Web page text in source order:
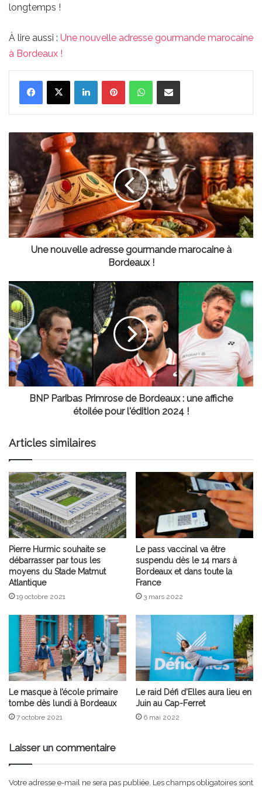
longtemps !
À lire aussi : Une nouvelle adresse gourmande marocaine
à Bordeaux !
LinkedinPinterestWhatsAppPartager par email
nouvelle
adresse
gourmande
marocaine
à
Bordeaux
!
Une nouvelle adresse gourmande marocaine à
Bordeaux !
BNP
Paribas
Primrose
de
Bordeaux
:
une
affiche
étoilée
BNP Paribas Primrose de Bordeaux : une affiche
étoilée pour l'édition 2024 !
Articles similaires
Pierre Hurmic souhaite se
débarrasser par tous les
moyens du Stade Matmut
Atlantique
19 octobre 2021
Le pass vaccinal va être
suspendu dès le 14 mars à
Bordeaux et dans toute la
France
3 mars 2022
Le masque à l’école primaire
tombe dès lundi à Bordeaux
7 octobre 2021
Le raid Défi d’Elles aura lieu en
Juin au Cap-Ferret
6 mai 2022
Laisser un commentaire
Votre adresse e-mail ne sera pas publiée. Les champs obligatoires sont